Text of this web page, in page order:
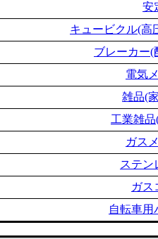
安
キュービクル(高
ブレーカー(
電気
雑品(
工業雑
ガス
ステン
ガス
自転車用